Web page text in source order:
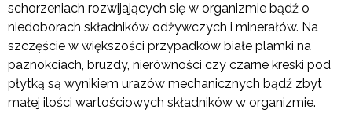
schorzeniach rozwijających się w organizmie bądź o
niedoborach składników odżywczych i minerałów. Na
szczęście w większości przypadków białe plamki na
paznokciach, bruzdy, nierówności czy czarne kreski pod
płytką są wynikiem urazów mechanicznych bądź zbyt
małej ilości wartościowych składników w organizmie.